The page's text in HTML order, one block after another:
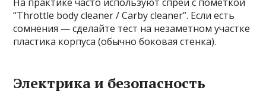
“Throttle body cleaner / Carby cleaner”. Если есть
сомнения — сделайте тест на незаметном участке
пластика корпуса (обычно боковая стенка).
Электрика и безопасность